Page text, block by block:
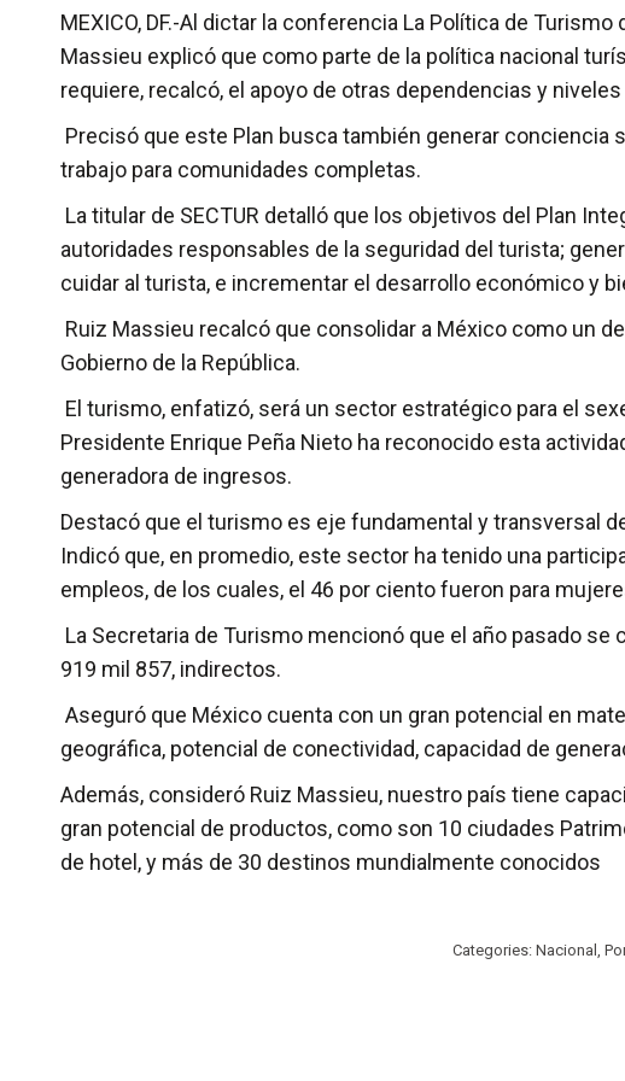
MEXICO, DF.-Al dictar la conferencia La Política de
Massieu explicó que como parte de la política nacional
requiere, recalcó, el apoyo de otras dependencias y
Precisó que este Plan busca también generar
trabajo para comunidades completas.
La titular de SECTUR detalló que los objetivos del Plan
autoridades responsables de la seguridad del turista;
cuidar al turista, e incrementar el desarrollo económico y
Ruiz Massieu recalcó que consolidar a México como un
Gobierno de la República.
El turismo, enfatizó, será un sector estratégico para el
Presidente Enrique Peña Nieto ha reconocido esta
generadora de ingresos.
Destacó que el turismo es eje fundamental y transversal
Indicó que, en promedio, este sector ha tenido una
empleos, de los cuales, el 46 por ciento fueron para
La Secretaria de Turismo mencionó que el año pasado
919 mil 857, indirectos.
Aseguró que México cuenta con un gran potencial en
geográfica, potencial de conectividad, capacidad de
Además, consideró Ruiz Massieu, nuestro país tiene
gran potencial de productos, como son 10 ciudades
de hotel, y más de 30 destinos mundialmente conocidos
Categories: Nacional ,